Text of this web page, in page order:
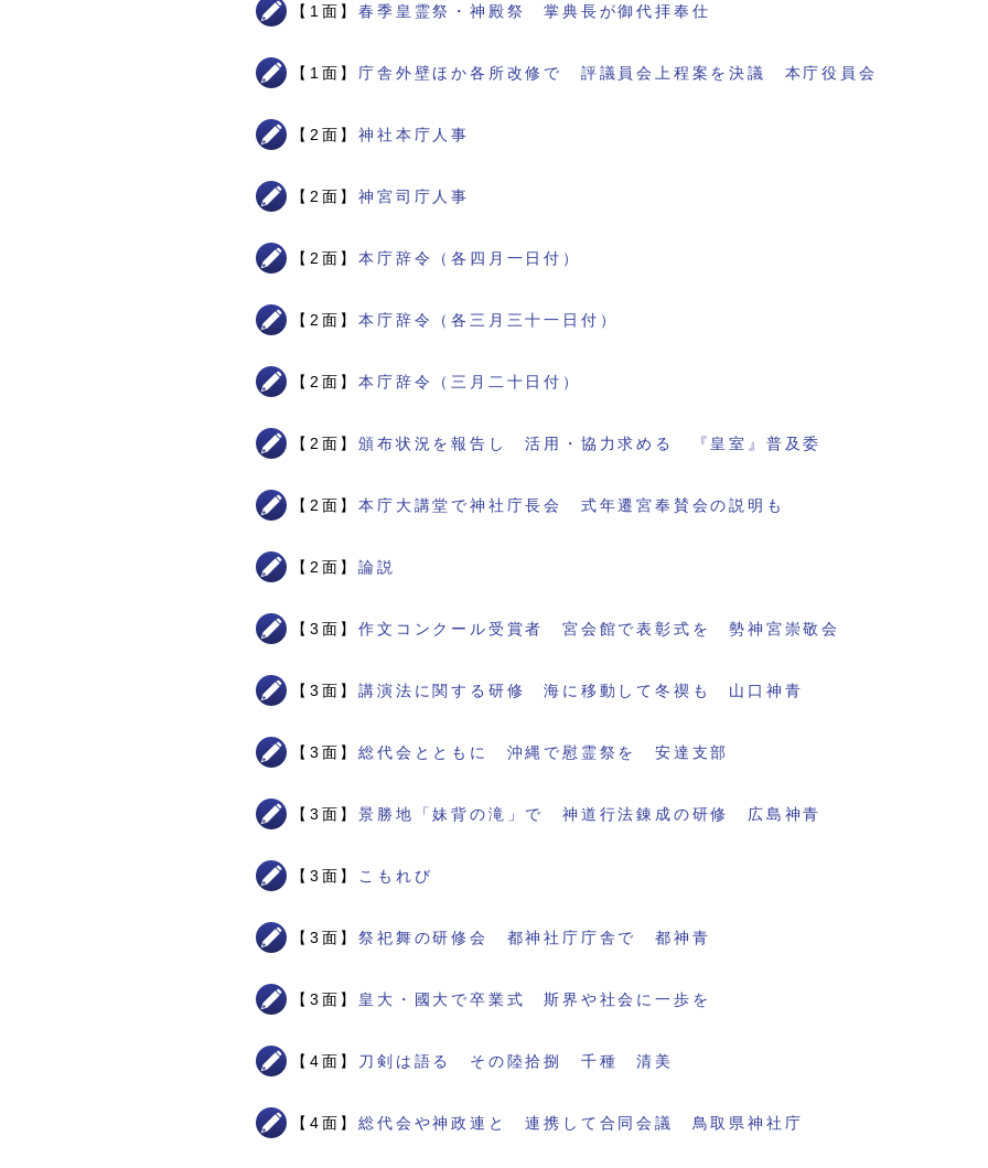
【1面】春季皇霊祭・神殿祭 掌典長が御代拝奉仕
【1面】 庁舎外壁ほか各所改修で 評議員会上程案を決議 本庁役員会
【2面】神社本庁人事
【2面】神宮司庁人事
【2面】本庁辞令（各四月一日付）
【2面】本庁辞令（各三月三十一日付）
【2面】本庁辞令（三月二十日付）
【2面】頒布状況を報告し 活用・協力求める 『皇室』普及委
【2面】本庁大講堂で神社庁長会 式年遷宮奉賛会の説明も
【2面】論説
【3面】作文コンクール受賞者 宮会館で表彰式を 勢神宮崇敬会
【3面】講演法に関する研修 海に移動して冬禊も 山口神青
【3面】総代会とともに 沖縄で慰霊祭を 安達支部
【3面】景勝地「妹背の滝」で 神道行法錬成の研修 広島神青
【3面】 こもれび
【3面】祭祀舞の研修会 都神社庁庁舎で 都神青
【3面】 皇大・國大で卒業式 斯界や社会に一歩を
【4面】 刀剣は語る その陸拾捌 千種 清美
【4面】総代会や神政連と 連携して合同会議 鳥取県神社庁